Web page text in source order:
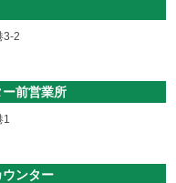
3-2
前営業所
ンター